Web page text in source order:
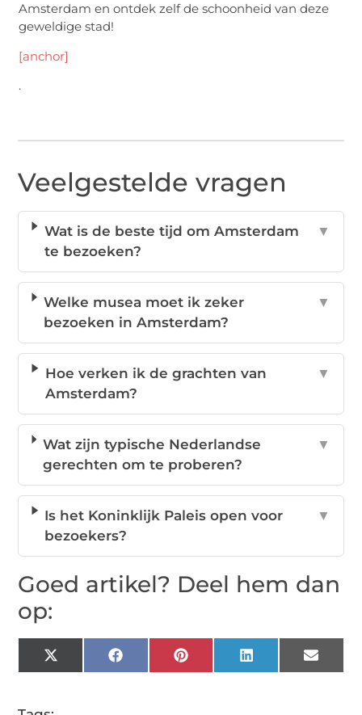
Amsterdam en ontdek zelf de schoonheid van deze
geweldige stad!
[anchor]
.
Veelgestelde vragen
Wat is de beste tijd om Amsterdam
te bezoeken?
▼
Welke musea moet ik zeker
bezoeken in Amsterdam?
▼
Hoe verken ik de grachten van
Amsterdam?
▼
Wat zijn typische Nederlandse
gerechten om te proberen?
▼
Is het Koninklijk Paleis open voor
bezoekers?
▼
Goed artikel? Deel hem dan
op:
X
(Twitter)
FacebookPinterestLinkedIn Email